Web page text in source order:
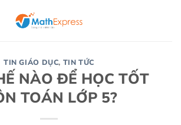
TIN GIÁO DỤC, TIN TỨC
NÀO ĐỂ HỌC TỐT
TOÁN LỚP 5?